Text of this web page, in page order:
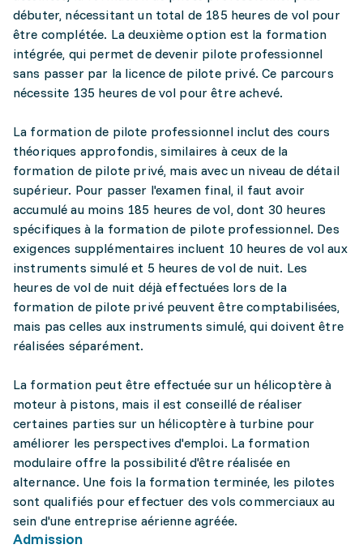
débuter, nécessitant un total de 185 heures de vol pour
être complétée. La deuxième option est la formation
intégrée, qui permet de devenir pilote professionnel
sans passer par la licence de pilote privé. Ce parcours
nécessite 135 heures de vol pour être achevé.
La formation de pilote professionnel inclut des cours
théoriques approfondis, similaires à ceux de la
formation de pilote privé, mais avec un niveau de détail
supérieur. Pour passer l'examen final, il faut avoir
accumulé au moins 185 heures de vol, dont 30 heures
spécifiques à la formation de pilote professionnel. Des
exigences supplémentaires incluent 10 heures de vol aux
instruments simulé et 5 heures de vol de nuit. Les
heures de vol de nuit déjà effectuées lors de la
formation de pilote privé peuvent être comptabilisées,
mais pas celles aux instruments simulé, qui doivent être
réalisées séparément.
La formation peut être effectuée sur un hélicoptère à
moteur à pistons, mais il est conseillé de réaliser
certaines parties sur un hélicoptère à turbine pour
améliorer les perspectives d'emploi. La formation
modulaire offre la possibilité d'être réalisée en
alternance. Une fois la formation terminée, les pilotes
sont qualifiés pour effectuer des vols commerciaux au
sein d'une entreprise aérienne agréée.
Admission